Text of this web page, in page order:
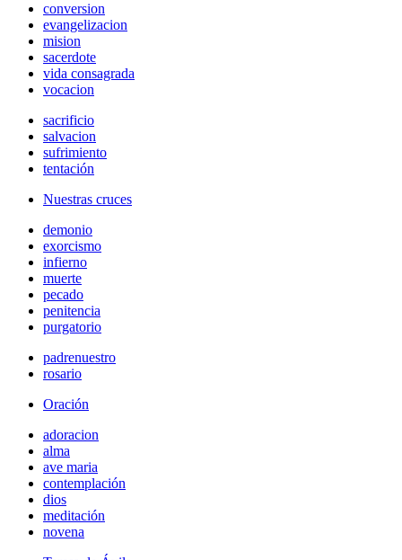
conversion
evangelizacion
mision
sacerdote
vida consagrada
vocacion
sacrificio
salvacion
sufrimiento
tentación
Nuestras cruces
demonio
exorcismo
infierno
muerte
pecado
penitencia
purgatorio
padrenuestro
rosario
Oración
adoracion
alma
ave maria
contemplación
dios
meditación
novena